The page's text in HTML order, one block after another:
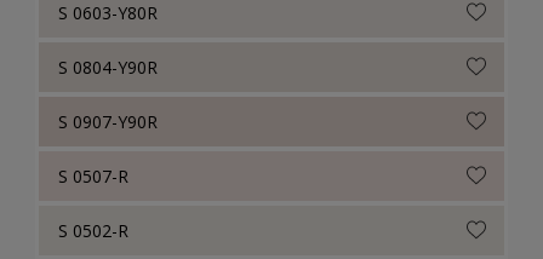
S 0603-Y80R
S 0804-Y90R
S 0907-Y90R
S 0507-R
S 0502-R